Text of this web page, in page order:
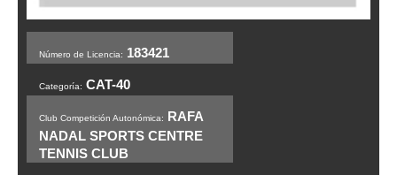
Número de Licencia: 183421
Categoría: CAT-40
Club Competición Autonómica: RAFA
NADAL SPORTS CENTRE
TENNIS CLUB